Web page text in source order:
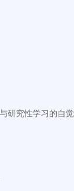
究性学习的自觉